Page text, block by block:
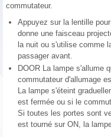
commutateur.
Appuyez sur la lentille
donne une faisceau
la nuit ou s'utilise comme
passager avant.
DOOR La lampe s'allume
commutateur d'allumage
La lampe s'éteint
est fermée ou si le
Si toutes les portes sont
est tourné sur ON, la